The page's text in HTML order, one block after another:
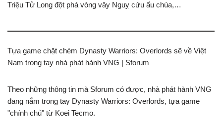
Triệu Tử Long đột phá vòng vây Nguỵ cứu ấu chúa,…
Tựa game chặt chém Dynasty Warriors: Overlords sẽ về Việt
Nam trong tay nhà phát hành VNG | Sforum
Theo những thông tin mà Sforum có được, nhà phát hành VNG
đang nắm trong tay Dynasty Warriors: Overlords, tựa game
"chính chủ" từ Koei Tecmo.